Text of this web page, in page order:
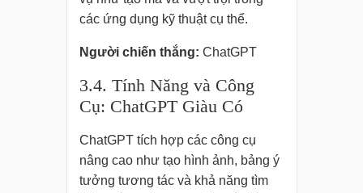
các ứng dụng kỹ thuật cụ thể.
Người chiến thắng: ChatGPT
3.4. Tính Năng và Công
Cụ: ChatGPT Giàu Có
ChatGPT tích hợp các công cụ
nâng cao như tạo hình ảnh, bảng ý
tưởng tương tác và khả năng tìm